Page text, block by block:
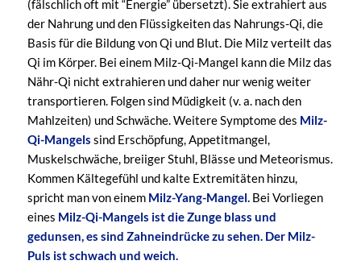
(fälschlich oft mit “Energie” übersetzt). Sie extrahiert aus
der Nahrung und den Flüssigkeiten das Nahrungs-Qi, die
Basis für die Bildung von Qi und Blut. Die Milz verteilt das
Qi im Körper. Bei einem Milz-Qi-Mangel kann die Milz das
Nähr-Qi nicht extrahieren und daher nur wenig weiter
transportieren. Folgen sind Müdigkeit (v. a. nach den
Mahlzeiten) und Schwäche. Weitere Symptome des Milz-
Qi-Mangels sind Erschöpfung, Appetitmangel,
Muskelschwäche, breiiger Stuhl, Blässe und Meteorismus.
Kommen Kältegefühl und kalte Extremitäten hinzu,
spricht man von einem Milz-Yang-Mangel.Bei Vorliegen
eines Milz-Qi-Mangels ist die Zunge blass und
gedunsen, es sind Zahneindrücke zu sehen. Der Milz-
Puls ist schwach und weich.